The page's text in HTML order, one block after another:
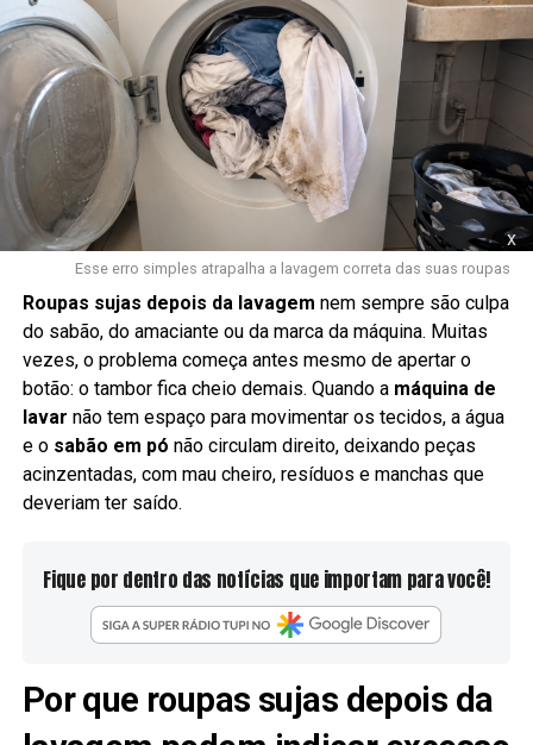
x
Esse erro simples atrapalha a lavagem correta das suas roupas
Roupas sujas depois da lavagem nem sempre são culpa
do sabão, do amaciante ou da marca da máquina. Muitas
vezes, o problema começa antes mesmo de apertar o
botão: o tambor fica cheio demais. Quando a máquina de
lavar não tem espaço para movimentar os tecidos, a água
e o sabão em pó não circulam direito, deixando peças
acinzentadas, com mau cheiro, resíduos e manchas que
deveriam ter saído.
Fique por dentro das notícias que importam para você!
Por que roupas sujas depois da